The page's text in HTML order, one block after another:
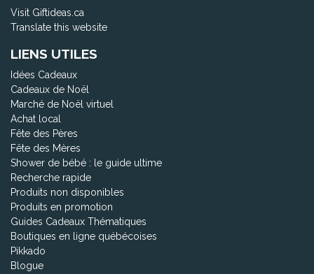
Visit Giftideas.ca
Translate this website
LIENS UTILES
Idées Cadeaux
Cadeaux de Noël
Marché de Noël virtuel
Achat local
Fête des Pères
Fête des Mères
Shower de bébé : le guide ultime
Recherche rapide
Produits non disponibles
Produits en promotion
Guides Cadeaux Thématiques
Boutiques en ligne québécoises
Pikkado
Blogue